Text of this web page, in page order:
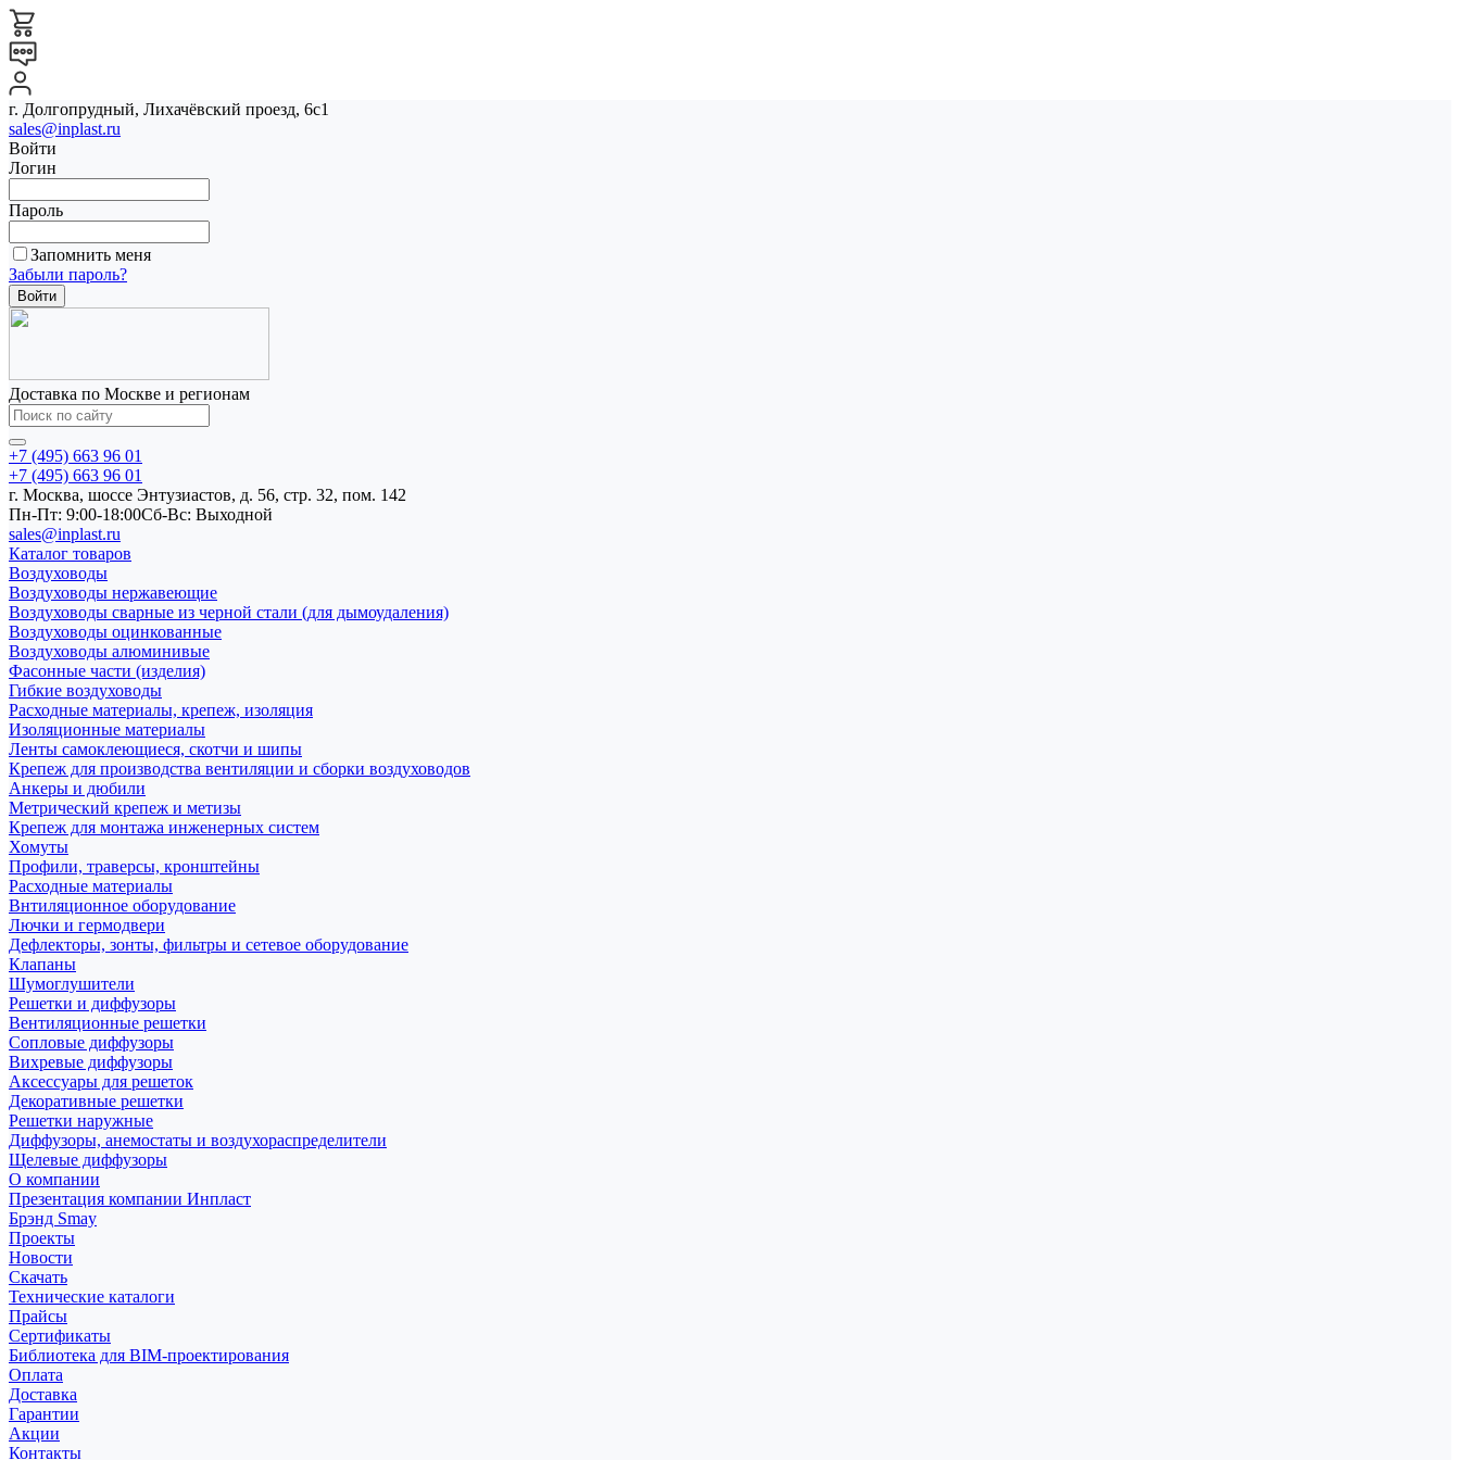
г. Долгопрудный, Лихачёвский проезд, 6с1
sales@inplast.ru
Войти
Логин
Пароль
Запомнить меня
Забыли пароль?
Доставка по Москве и регионам
+7 (495) 663 96 01
+7 (495) 663 96 01
г. Москва, шоссе Энтузиастов, д. 56, стр. 32, пом. 142
Пн-Пт: 9:00-18:00Cб-Вс: Выходной
sales@inplast.ru
Каталог товаров
Воздуховоды
Воздуховоды нержавеющие
Воздуховоды сварные из черной стали (для дымоудаления)
Воздуховоды оцинкованные
Воздуховоды алюминивые
Фасонные части (изделия)
Гибкие воздуховоды
Расходные материалы, крепеж, изоляция
Изоляционные материалы
Ленты самоклеющиеся, скотчи и шипы
Крепеж для производства вентиляции и сборки воздуховодов
Анкеры и дюбили
Метрический крепеж и метизы
Крепеж для монтажа инженерных систем
Хомуты
Профили, траверсы, кронштейны
Расходные материалы
Внтиляционное оборудование
Лючки и гермодвери
Дефлекторы, зонты, фильтры и сетевое оборудование
Клапаны
Шумоглушители
Решетки и диффузоры
Вентиляционные решетки
Сопловые диффузоры
Вихревые диффузоры
Аксессуары для решеток
Декоративные решетки
Решетки наружные
Диффузоры, анемостаты и воздухораспределители
Щелевые диффузоры
О компании
Презентация компании Инпласт
Брэнд Smay
Проекты
Новости
Скачать
Технические каталоги
Прайсы
Сертификаты
Библиотека для BIM-проектирования
Оплата
Доставка
Гарантии
Акции
Контакты